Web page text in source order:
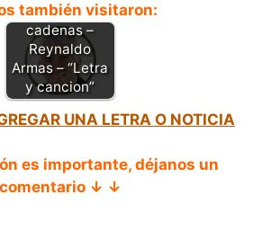
también visitaron:
Rompiendo
cadenas –
Reynaldo
Armas – “Letra
y cancion”
UNA LETRA O NOTICIA
es importante, déjanos un
comentario ↓ ↓